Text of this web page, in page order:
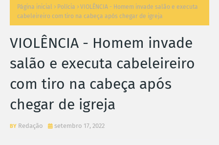
Página inicial Polícia
VIOLÊNCIA - Homem invade salão e executa
cabeleireiro com tiro na cabeça após chegar de igreja
VIOLÊNCIA - Homem invade
salão e executa cabeleireiro
com tiro na cabeça após
chegar de igreja
Redação setembro 17, 2022